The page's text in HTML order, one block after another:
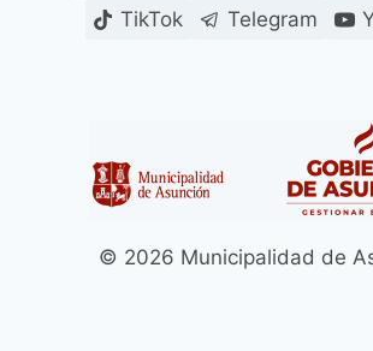
TikTok
Telegram
© 2026 Municipalidad de